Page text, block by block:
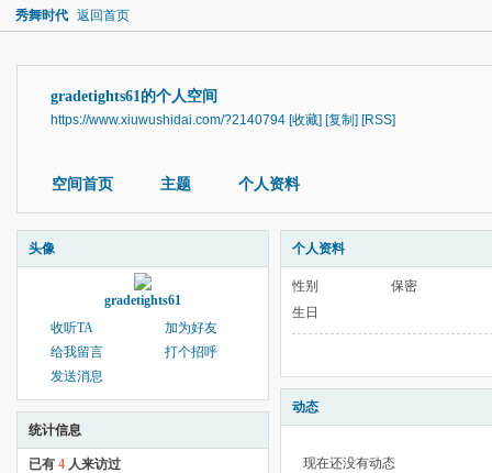
秀舞时代 返回首页
gradetights61的个人空间
https://www.xiuwushidai.com/?2140794 [收藏] [复制] [RSS]
空间首页 主题 个人资料
头像
gradetights61
收听TA
加为好友
给我留言
打个招呼
发送消息
统计信息
已有 4 人来访过
个人资料
性别
保密
生日
动态
现在还没有动态